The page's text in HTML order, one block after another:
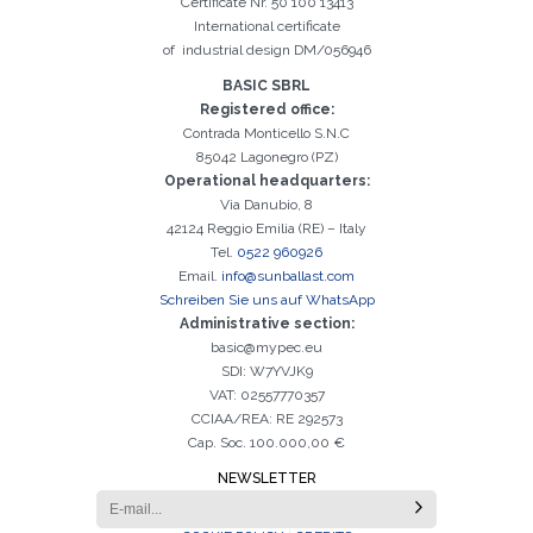
International certificate
of industrial design DM/056946
BASIC SBRL
Registered office:
Contrada Monticello S.N.C
85042 Lagonegro (PZ)
Operational headquarters:
Via Danubio, 8
42124 Reggio Emilia (RE) – Italy
Tel. 0522 960926
Email. info@sunballast.com
Schreiben Sie uns auf WhatsApp
Administrative section:
basic@mypec.eu
SDI: W7YVJK9
VAT: 02557770357
CCIAA/REA: RE 292573
Cap. Soc. 100.000,00 €
NEWSLETTER